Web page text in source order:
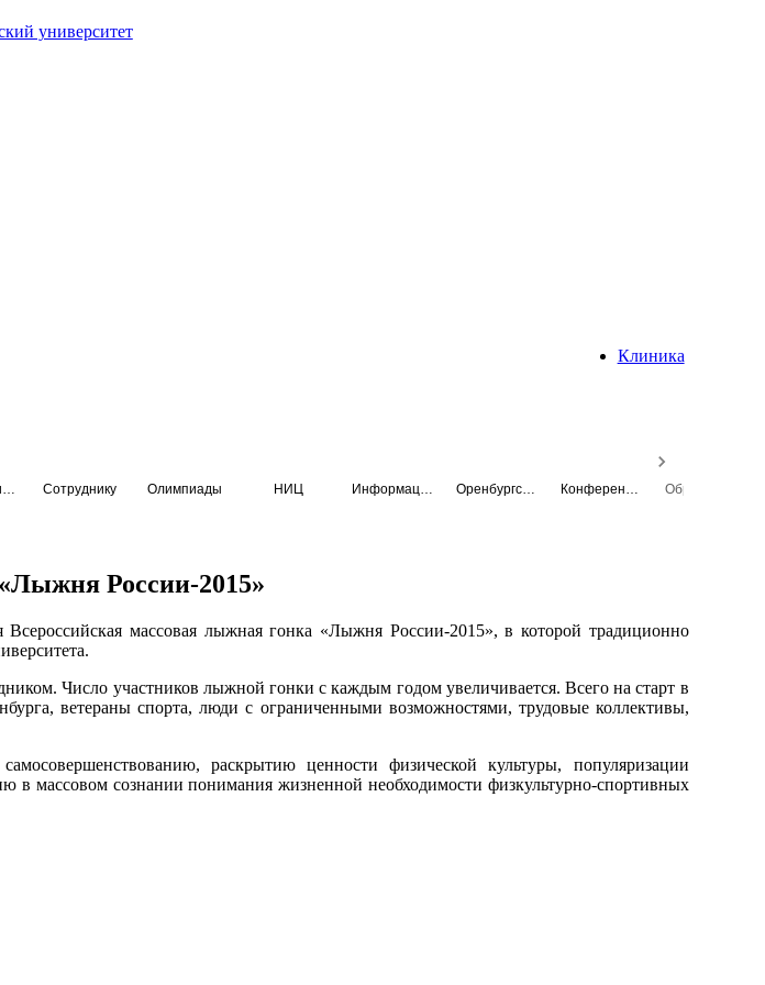
университет
Клиника
Сотруднику Олимпиады НИЦ
России-2015»
массовая лыжная гонка «Лыжня России-2015», в которой традиционно
Число участников лыжной гонки с каждым годом увеличивается. Всего на старт в
ветераны спорта, люди с ограниченными возможностями, трудовые коллективы,
раскрытию ценности физической культуры, популяризации
массовом сознании понимания жизненной необходимости физкультурно-спортивных